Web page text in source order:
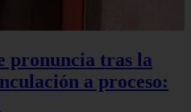
pronuncia tras la
a proceso: